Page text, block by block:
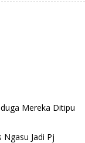
Mereka Ditipu
Jadi Pj